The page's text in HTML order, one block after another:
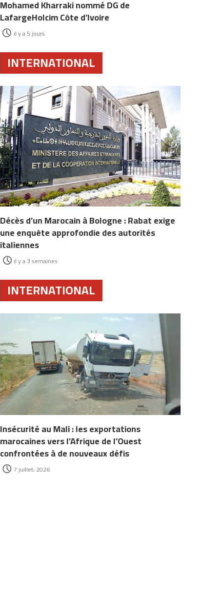
Mohamed Kharraki nommé DG de
LafargeHolcim Côte d’Ivoire
il y a 5 jours
INTERNATIONAL
Décès d’un Marocain à Bologne : Rabat exige
une enquête approfondie des autorités
italiennes
il y a 3 semaines
INTERNATIONAL
Insécurité au Mali : les exportations
marocaines vers l’Afrique de l’Ouest
confrontées à de nouveaux défis
7 juillet، 2026